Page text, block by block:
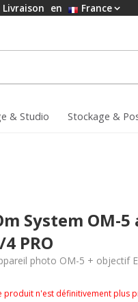
Livraison en France
& Studio Stockage &
System OM-
PRO
photo OM-5 + objectif
produit n'est définitivement plus